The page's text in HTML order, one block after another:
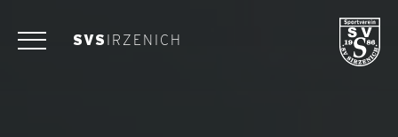
SVS IRZENICH